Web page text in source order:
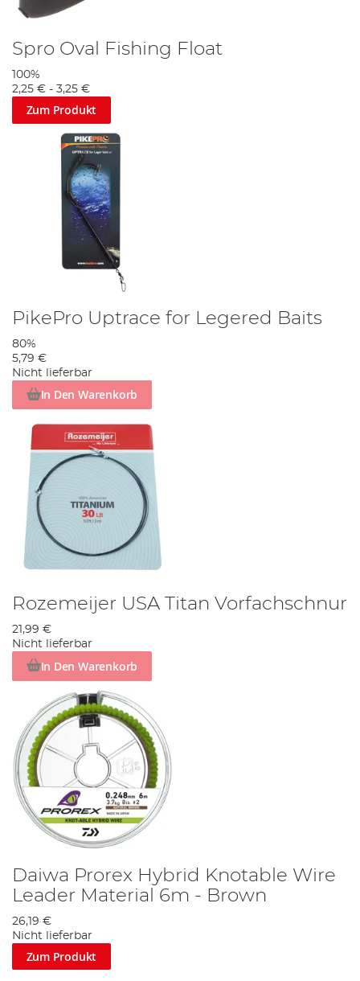
Spro Oval Fishing Float
100%
2,25 € - 3,25 €
Zum Produkt
PikePro Uptrace for Legered Baits
80%
5,79 €
Nicht lieferbar
In Den Warenkorb
Rozemeijer USA Titan Vorfachschnur
21,99 €
Nicht lieferbar
In Den Warenkorb
Daiwa Prorex Hybrid Knotable Wire
Leader Material 6m - Brown
26,19 €
Nicht lieferbar
Zum Produkt